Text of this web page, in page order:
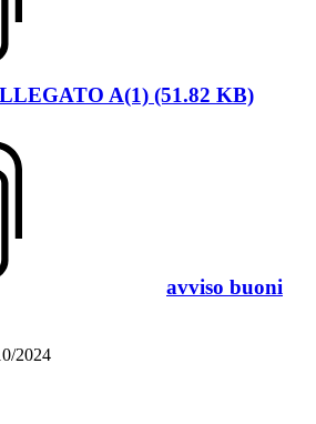
A(1) (51.82 KB)
avviso buoni
2024